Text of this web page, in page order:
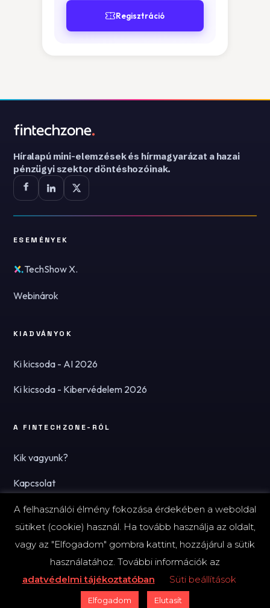
Regisztráció
Híralapú mini-elemzések és hírmagyarázat a hazai
pénzügyi szektor döntéshozóinak.
ESEMÉNYEK
TechShow X.
Webinárok
KIADVÁNYOK
Ki kicsoda - AI 2026
Ki kicsoda - Kibervédelem 2026
A FINTECHZONE-RÓL
Kik vagyunk?
Kapcsolat
Hírlevél
© 2026 FinTechZone.hu - A FinTech Group Kft.
Adatvédelmi tájékoztató (PDF)Süti-beállítások
A felhasználói élmény fokozása érdekében a weboldal
sütiket (cookie) használ. Ha tovább használja az oldalt,
vagy az "Elfogadom" gombra kattint, hozzájárul a sütik
használatához. További információk az
adatvédelmi tájékoztatóban
Süti beállítások
Elfogadom Elutasít